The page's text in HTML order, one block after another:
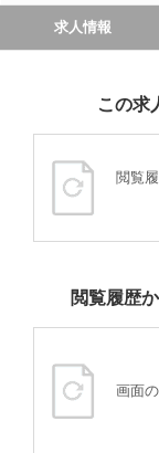
求人情報
この求
閲覧
閲覧履歴
画面